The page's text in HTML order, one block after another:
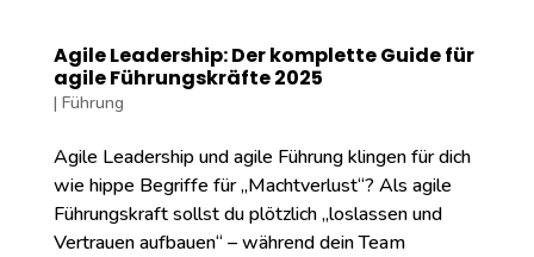
Agile Leadership: Der komplette Guide für
agile Führungskräfte 2025
| Führung
Agile Leadership und agile Führung klingen für dich
wie hippe Begriffe für „Machtverlust“? Als agile
Führungskraft sollst du plötzlich „loslassen und
Vertrauen aufbauen“ – während dein Team